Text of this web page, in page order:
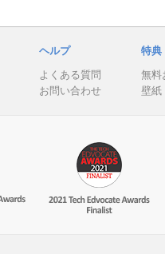
ヘルプ
よくある質問
お問い合わせ
特典
無料
壁紙